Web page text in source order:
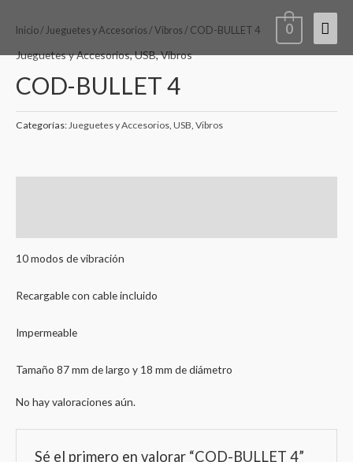
contenido
0
Inicio/Jueguetes y Accesorios /Vibros / COD-BULLET 4
Jueguetes y Accesorios,USB,Vibros
COD-BULLET 4
Categorías: Jueguetes y Accesorios USB Vibros
10 modos de vibración
Recargable con cable incluido
Impermeable
Tamaño 87 mm de largo y 18 mm de diámetro
No hay valoraciones aún.
Sé el primero en valorar “COD-BULLET 4”